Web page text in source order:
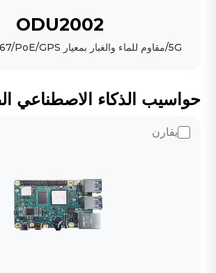
ODU2002
5G/مقاوم للماء والغبار بمعيار IP67/PoE/GPS/مُدار سحابيًا
حواسيب الذكاء الاصطناعي
يقارن